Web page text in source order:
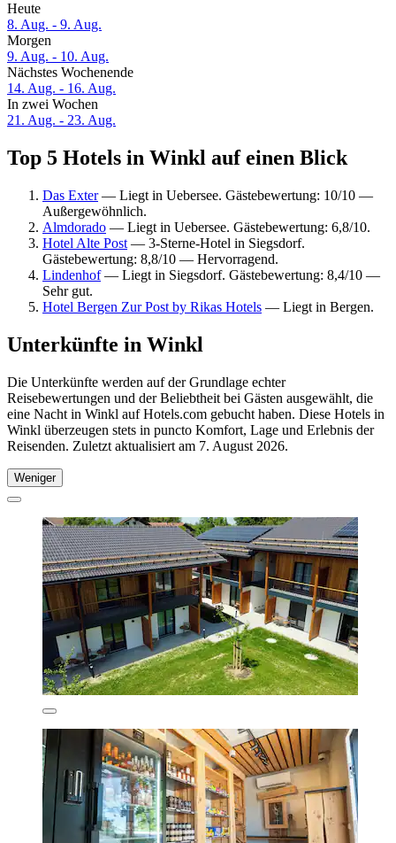
Heute
8. Aug. - 9. Aug.
Morgen
9. Aug. - 10. Aug.
Nächstes Wochenende
14. Aug. - 16. Aug.
In zwei Wochen
21. Aug. - 23. Aug.
Top 5 Hotels in Winkl auf einen Blick
Das Exter— Liegt in Uebersee. Gästebewertung: 10/10 —
Außergewöhnlich.
Almdorado — Liegt in Uebersee. Gästebewertung: 6,8/10.
Hotel Alte Post — 3-Sterne-Hotel in Siegsdorf.
Gästebewertung: 8,8/10 — Hervorragend.
Lindenhof— Liegt in Siegsdorf. Gästebewertung: 8,4/10 —
Sehr gut.
Hotel Bergen Zur Post by Rikas Hotels — Liegt in Bergen.
Unterkünfte in Winkl
Die Unterkünfte werden auf der Grundlage echter
Reisebewertungen und der Beliebtheit bei Gästen ausgewählt, die
eine Nacht in Winkl auf Hotels.com gebucht haben. Diese Hotels in
Winkl überzeugen stets in puncto Komfort, Lage und Erlebnis der
Reisenden. Zuletzt aktualisiert am 7. August 2026.
Weniger